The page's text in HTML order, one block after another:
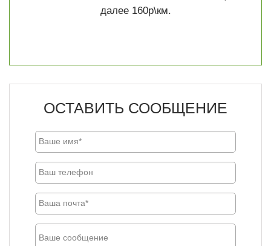
далее 160р\км.
ОСТАВИТЬ СООБЩЕНИЕ